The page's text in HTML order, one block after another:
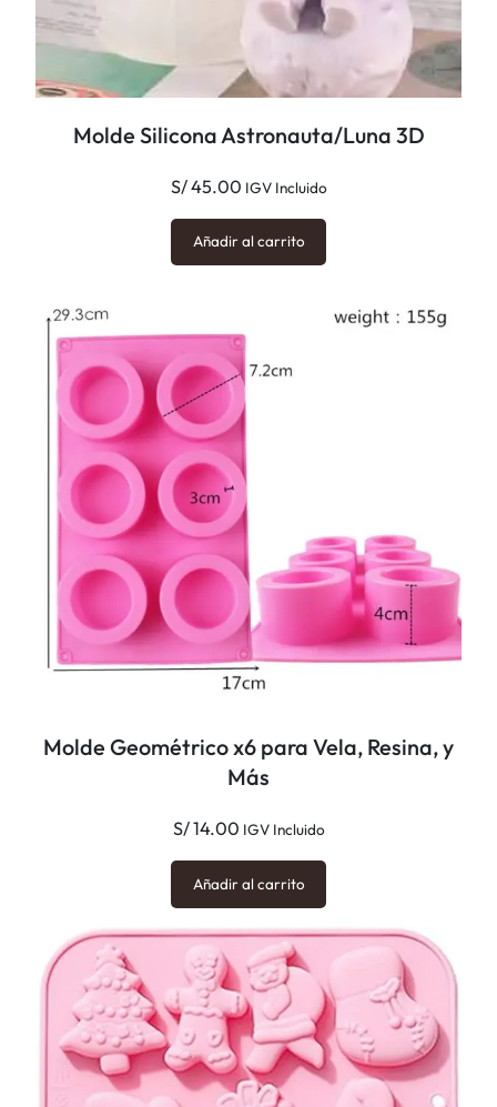
Molde Silicona Astronauta/Luna 3D
S/45.00 IGV Incluido
Añadir al carrito
Molde Geométrico x6 para Vela, Resina, y
Más
S/14.00 IGV Incluido
Añadir al carrito